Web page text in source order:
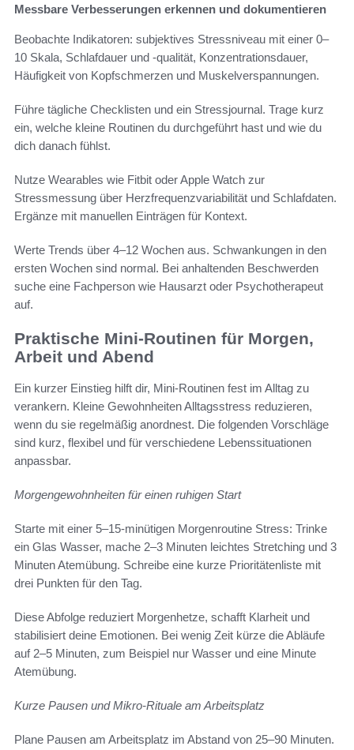
Messbare Verbesserungen erkennen und dokumentieren
Beobachte Indikatoren: subjektives Stressniveau mit einer 0–
10 Skala, Schlafdauer und -qualität, Konzentrationsdauer,
Häufigkeit von Kopfschmerzen und Muskelverspannungen.
Führe tägliche Checklisten und ein Stressjournal. Trage kurz
ein, welche kleine Routinen du durchgeführt hast und wie du
dich danach fühlst.
Nutze Wearables wie Fitbit oder Apple Watch zur
Stressmessung über Herzfrequenzvariabilität und Schlafdaten.
Ergänze mit manuellen Einträgen für Kontext.
Werte Trends über 4–12 Wochen aus. Schwankungen in den
ersten Wochen sind normal. Bei anhaltenden Beschwerden
suche eine Fachperson wie Hausarzt oder Psychotherapeut
auf.
Praktische Mini-Routinen für Morgen,
Arbeit und Abend
Ein kurzer Einstieg hilft dir, Mini-Routinen fest im Alltag zu
verankern. Kleine Gewohnheiten Alltagsstress reduzieren,
wenn du sie regelmäßig anordnest. Die folgenden Vorschläge
sind kurz, flexibel und für verschiedene Lebenssituationen
anpassbar.
Morgengewohnheiten für einen ruhigen Start
Starte mit einer 5–15-minütigen Morgenroutine Stress: Trinke
ein Glas Wasser, mache 2–3 Minuten leichtes Stretching und 3
Minuten Atemübung. Schreibe eine kurze Prioritätenliste mit
drei Punkten für den Tag.
Diese Abfolge reduziert Morgenhetze, schafft Klarheit und
stabilisiert deine Emotionen. Bei wenig Zeit kürze die Abläufe
auf 2–5 Minuten, zum Beispiel nur Wasser und eine Minute
Atemübung.
Kurze Pausen und Mikro-Rituale am Arbeitsplatz
Plane Pausen am Arbeitsplatz im Abstand von 25–90 Minuten.